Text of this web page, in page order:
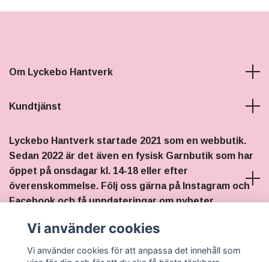
Om Lyckebo Hantverk
Kundtjänst
Lyckebo Hantverk startade 2021 som en webbutik.
Sedan 2022 är det även en fysisk Garnbutik som har
öppet på onsdagar kl. 14-18 eller efter
överenskommelse. Följ oss gärna på Instagram och
Facebook och få uppdateringar om nyheter,
Sociala medier
Vi använder cookies
Vi använder cookies för att anpassa det innehåll som